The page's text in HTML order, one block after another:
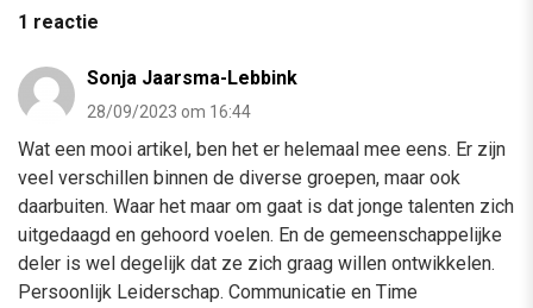
1 reactie
Sonja Jaarsma-Lebbink
28/09/2023 om 16:44
Wat een mooi artikel, ben het er helemaal mee eens. Er zijn
veel verschillen binnen de diverse groepen, maar ook
daarbuiten. Waar het maar om gaat is dat jonge talenten zich
uitgedaagd en gehoord voelen. En de gemeenschappelijke
deler is wel degelijk dat ze zich graag willen ontwikkelen.
Persoonlijk Leiderschap. Communicatie en Time